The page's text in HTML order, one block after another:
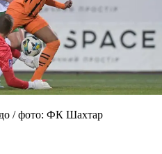
/ фото: ФК Шахтар